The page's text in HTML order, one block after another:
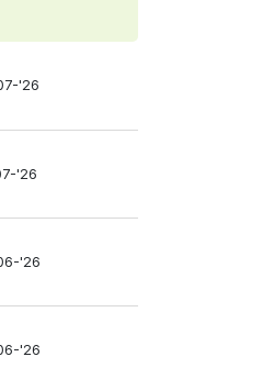
'26
'26
'26
'26